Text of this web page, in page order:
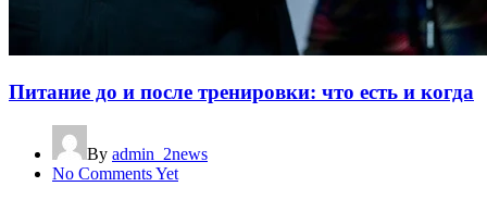
Питание до и после тренировки: что есть и когда
By admin_2news
No Comments Yet